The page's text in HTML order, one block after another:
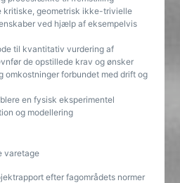
kritiske, geometrisk ikke-trivielle
ved hjælp af eksempelvis
til kvantitativ vurdering af
de opstillede krav og ønsker
omkostninger forbundet med drift og
en fysisk eksperimentel
og modellering
varetage
efter fagområdets normer